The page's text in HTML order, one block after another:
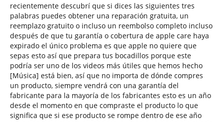
recientemente descubrí que si dices las siguientes tres
palabras puedes obtener una reparación gratuita, un
reemplazo gratuito o incluso un reembolso completo incluso
después de que tu garantía o cobertura de apple care haya
expirado el único problema es que apple no quiere que
sepas esto así que prepara tus bocadillos porque este
podría ser uno de los videos más útiles que hemos hecho
[Música] está bien, así que no importa de dónde compres
un producto, siempre vendrá con una garantía del
fabricante para la mayoría de los fabricantes esto es un año
desde el momento en que compraste el producto lo que
significa que si ese producto se rompe dentro de ese año